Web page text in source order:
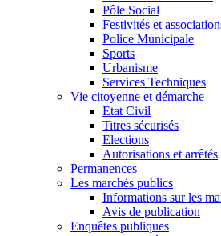
Pôle Social
Festivités et
Police Municipale
Sports
Urbanisme
Services Techniques
Vie citoyenne et démarche
Etat Civil
Titres sécurisés
Elections
Autorisations et arrêtés
Permanences
Les marchés publics
Informations sur les
Avis de publication
Enquêtes publiques